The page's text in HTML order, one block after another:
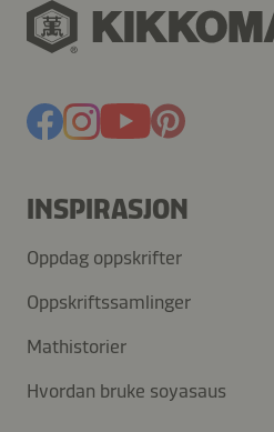
INSPIRASJON
Oppdag oppskrifter
Oppskriftssamlinger
Mathistorier
Hvordan bruke soyasaus